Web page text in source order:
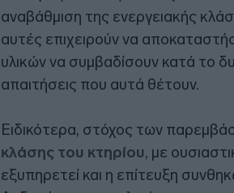
αναβάθμιση της ενεργειακής
αυτές επιχειρούν να
υλικών να συμβαδίσουν κατά το
απαιτήσεις που αυτά θέτουν.
Ειδικότερα, στόχος των
κλάσης του κτηρίου, με
εξυπηρετεί και η επίτευξη